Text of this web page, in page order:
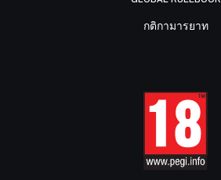
กติกามารยาท